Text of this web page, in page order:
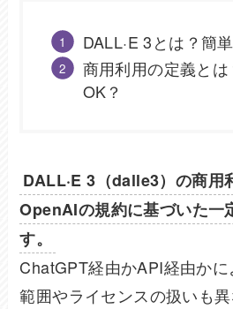
DALL·E 3とは？簡
商用利用の定義と
OK？
DALL·E 3（dalle3）の商用
OpenAIの規約に基づいた一
す。
ChatGPT経由かAPI経由か
範囲やライセンスの扱いも